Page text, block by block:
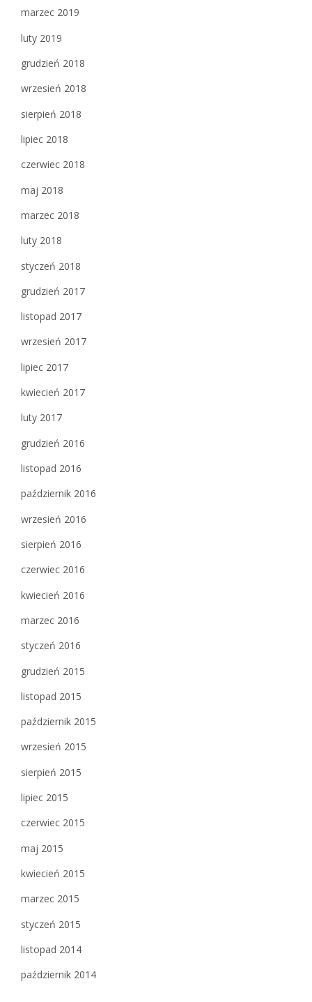
marzec 2019
luty 2019
grudzień 2018
wrzesień 2018
sierpień 2018
lipiec 2018
czerwiec 2018
maj 2018
marzec 2018
luty 2018
styczeń 2018
grudzień 2017
listopad 2017
wrzesień 2017
lipiec 2017
kwiecień 2017
luty 2017
grudzień 2016
listopad 2016
październik 2016
wrzesień 2016
sierpień 2016
czerwiec 2016
kwiecień 2016
marzec 2016
styczeń 2016
grudzień 2015
listopad 2015
październik 2015
wrzesień 2015
sierpień 2015
lipiec 2015
czerwiec 2015
maj 2015
kwiecień 2015
marzec 2015
styczeń 2015
listopad 2014
październik 2014